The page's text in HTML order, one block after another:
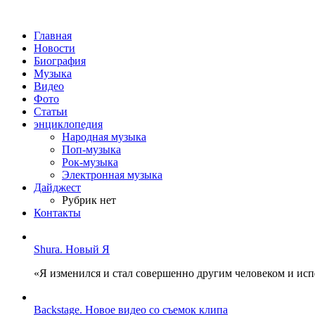
Главная
Новости
Биография
Музыка
Видео
Фото
Статьи
энциклопедия
Народная музыка
Поп-музыка
Рок-музыка
Электронная музыка
Дайджест
Рубрик нет
Контакты
Shura. Новый Я
«Я изменился и стал совершенно другим человеком и
Backstage. Новое видео со съемок клипа